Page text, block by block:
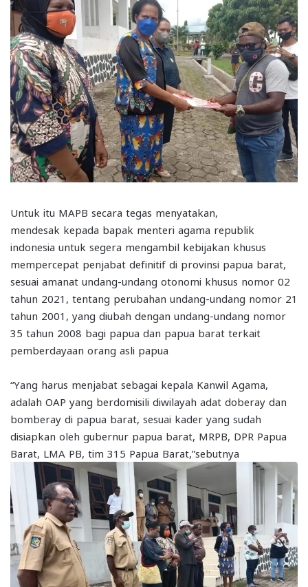
Untuk itu MAPB secara tegas menyatakan,
mendesak kepada bapak menteri agama republik
indonesia untuk segera mengambil kebijakan khusus
mempercepat penjabat definitif di provinsi papua barat,
sesuai amanat undang-undang otonomi khusus nomor 02
tahun 2021, tentang perubahan undang-undang nomor 21
tahun 2001, yang diubah dengan undang-undang nomor
35 tahun 2008 bagi papua dan papua barat terkait
pemberdayaan orang asli papua
“Yang harus menjabat sebagai kepala Kanwil Agama,
adalah OAP yang berdomisili diwilayah adat doberay dan
bomberay di papua barat, sesuai kader yang sudah
disiapkan oleh gubernur papua barat, MRPB, DPR Papua
Barat, LMA PB, tim 315 Papua Barat,”sebutnya